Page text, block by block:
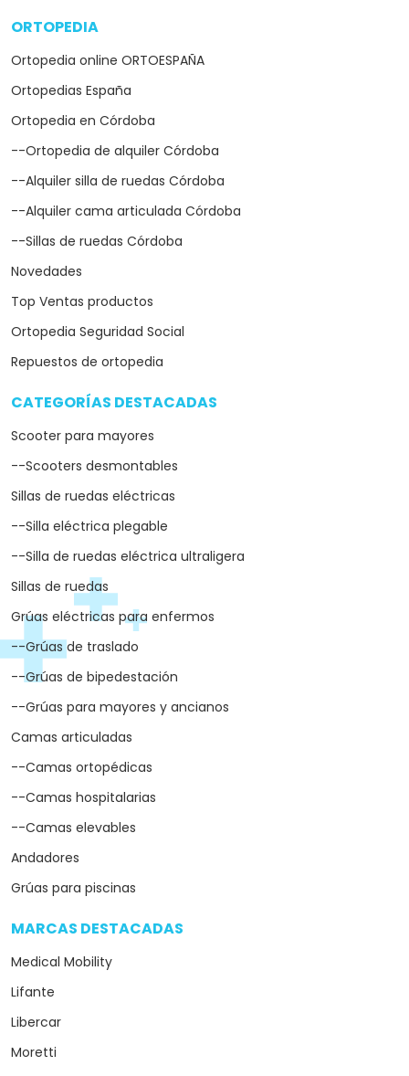
ORTOPEDIA
Ortopedia online ORTOESPAÑA
Ortopedias España
Ortopedia en Córdoba
--Ortopedia de alquiler Córdoba
--Alquiler silla de ruedas Córdoba
--Alquiler cama articulada Córdoba
--Sillas de ruedas Córdoba
Novedades
Top Ventas productos
Ortopedia Seguridad Social
Repuestos de ortopedia
CATEGORÍAS DESTACADAS
Scooter para mayores
--Scooters desmontables
Sillas de ruedas eléctricas
--Silla eléctrica plegable
--Silla de ruedas eléctrica ultraligera
Sillas de ruedas
Grúas eléctricas para enfermos
--Grúas de traslado
--Grúas de bipedestación
--Grúas para mayores y ancianos
Camas articuladas
--Camas ortopédicas
--Camas hospitalarias
--Camas elevables
Andadores
Grúas para piscinas
MARCAS DESTACADAS
Medical Mobility
Lifante
Libercar
Moretti